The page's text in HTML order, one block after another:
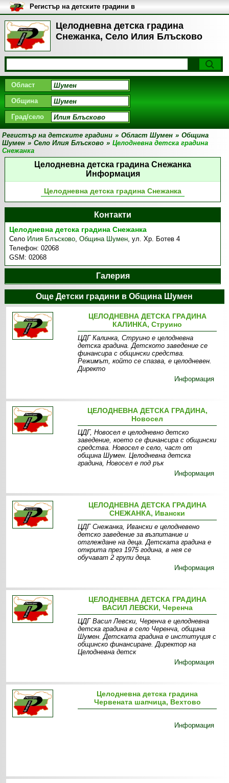
Целодневна детска градина
Снежанка, Село Илия Блъсково
Регистър на детските градини в
България
Област
Община
Град/село
Регистър на детските градини » Област Шумен » Община
Шумен » Село Илия Блъсково » Целодневна детска градина
Снежанка
Целодневна детска градина Снежанка
Информация
Целодневна детска градина Снежанка
Контакти
Целодневна детска градина Снежанка
Село Илия Блъсково,Община Шумен,ул. Хр. Ботев 4
Телефон:02068
GSM:02068
Галерия
Още Детски градини в Община Шумен
ЦЕЛОДНЕВНА ДЕТСКА ГРАДИНА
КАЛИНКА, Струино
ЦДГ Калинка, Струино е целодневна
детска градина. Детското заведение се
финансира с общински средства.
Режимът, който се спазва, е целодневен.
Директо
Информация
ЦЕЛОДНЕВНА ДЕТСКА ГРАДИНА,
Новосел
ЦДГ, Новосел е целодневно детско
заведение, което се финансира с общински
средства. Новосел е село, част от
община Шумен. Целодневна детска
градина, Новосел е под рък
Информация
ЦЕЛОДНЕВНА ДЕТСКА ГРАДИНА
СНЕЖАНКА, Ивански
ЦДГ Снежанка, Ивански е целодневено
детско заведение за възпитание и
отглеждане на деца. Детската градина е
открита през 1975 година, в нея се
обучават 2 групи деца.
Информация
ЦЕЛОДНЕВНА ДЕТСКА ГРАДИНА
ВАСИЛ ЛЕВСКИ, Черенча
ЦДГ Васил Левски, Черенча е целодневна
детска градина в село Черенча, община
Шумен. Детската градина е институция с
общинско финансиране. Директор на
Целодневна детск
Информация
Целодневна детска градина
Червената шапчица, Вехтово
Информация